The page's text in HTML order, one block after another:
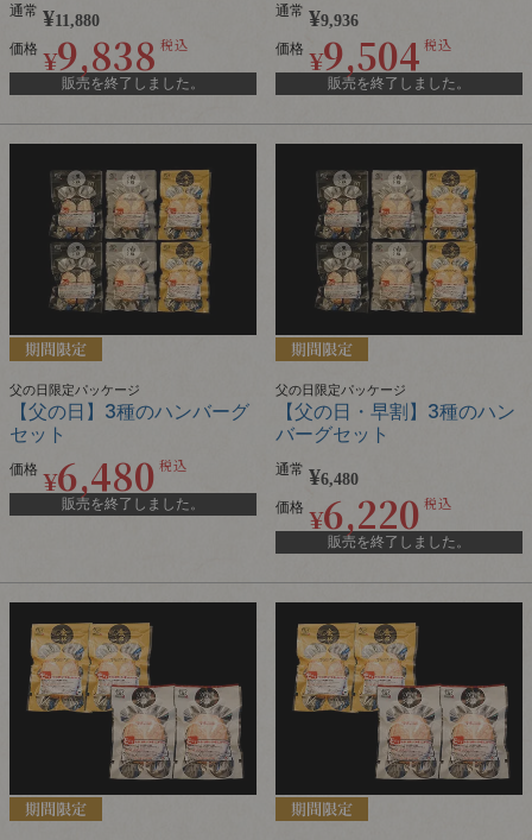
通常 ¥11,880
価格 ¥9,838 税込
販売を終了しました。
通常 ¥9,936
価格 ¥9,504 税込
販売を終了しました。
父の日限定パッケージ
【父の日】3種のハンバーグ
セット
価格 ¥6,480 税込
販売を終了しました。
父の日限定パッケージ
【父の日・早割】3種のハン
バーグセット
通常 ¥6,480
価格 ¥6,220 税込
販売を終了しました。